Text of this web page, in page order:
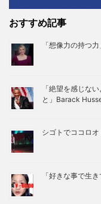
おすすめ記事
「想像力の持つ
「絶望を感じな
と」Barack
シゴトでココロ
「好きな事で生